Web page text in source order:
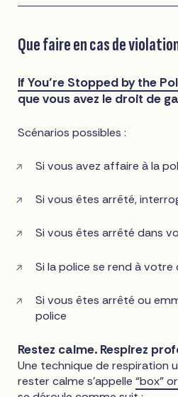
Que faire en cas de
If You’re Stopped by the
que vous avez le droit de
Scénarios possibles :
Si vous avez affaire à la
Si vous êtes arrêté,
Si vous êtes arrêté dans
Si la police se rend à votre
Si vous êtes arrêté ou
police
Restez calme. Respirez
Une technique de respiration
rester calme s'appelle“box”